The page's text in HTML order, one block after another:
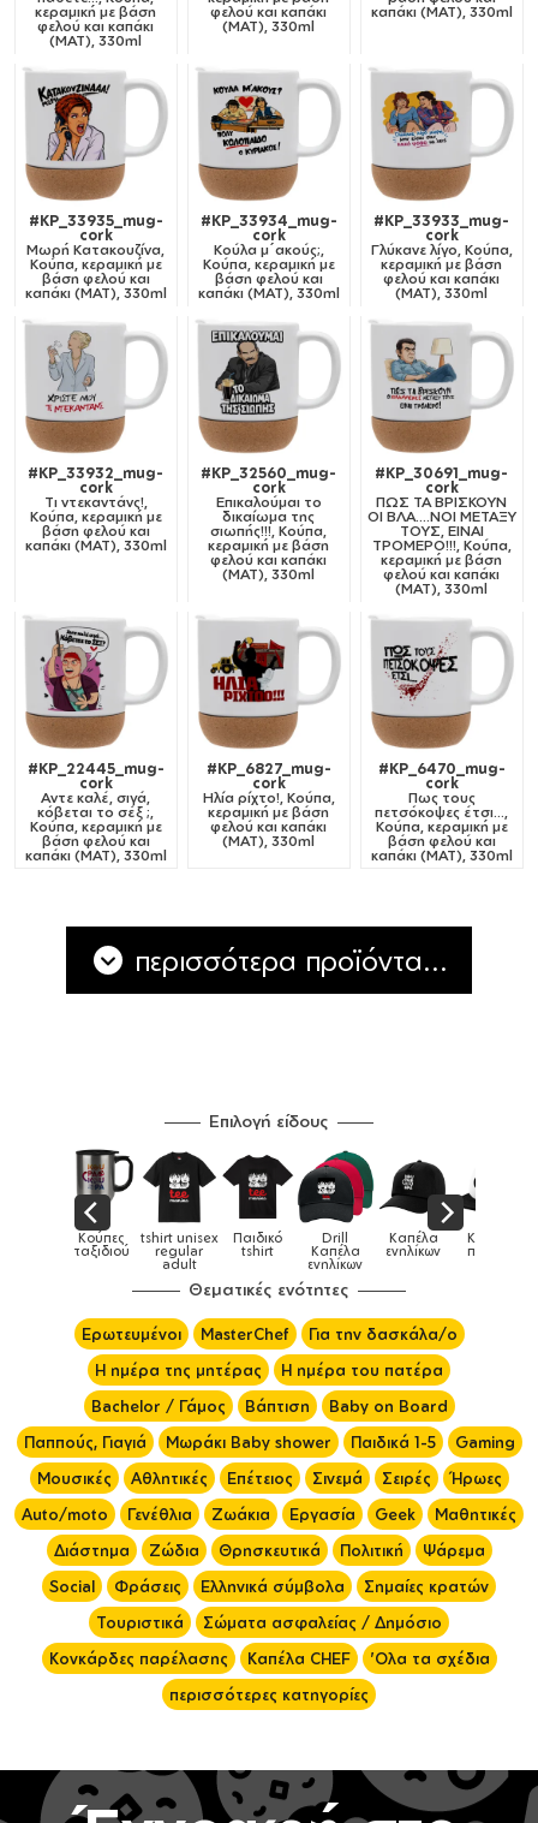
κεραμική με βάση
φελού και καπάκι
(ΜΑΤ), 330ml
φελού και καπάκι
(ΜΑΤ), 330ml
καπάκι (ΜΑΤ), 330ml
#KP_33935_mug-
cork
Μωρή Κατακουζίνα,
Κούπα, κεραμική με
βάση φελού και
καπάκι (ΜΑΤ), 330ml
#KP_33934_mug-
cork
Κούλα μ΄ακούς;,
Κούπα, κεραμική με
βάση φελού και
καπάκι (ΜΑΤ), 330ml
#KP_33933_mug-
cork
Γλύκανε λίγο, Κούπα,
κεραμική με βάση
φελού και καπάκι
(ΜΑΤ), 330ml
#KP_33932_mug-
cork
Tι ντεκαντάνς!,
Κούπα, κεραμική με
βάση φελού και
καπάκι (ΜΑΤ), 330ml
#KP_32560_mug-
cork
Επικαλούμαι το
δικαίωμα της
σιωπής!!!, Κούπα,
κεραμική με βάση
φελού και καπάκι
(ΜΑΤ), 330ml
#KP_30691_mug-
cork
ΠΩΣ ΤΑ ΒΡΙΣΚΟΥΝ
ΟΙ ΒΛΑ....ΝΟΙ ΜΕΤΑΞΥ
ΤΟΥΣ, ΕΙΝΑΙ
ΤΡΟΜΕΡΟ!!!, Κούπα,
κεραμική με βάση
φελού και καπάκι
(ΜΑΤ), 330ml
#KP_22445_mug-
cork
Αντε καλέ, σιγά,
κόβεται το σέξ ;,
Κούπα, κεραμική με
βάση φελού και
καπάκι (ΜΑΤ), 330ml
#KP_6827_mug-
cork
Ηλία ρίχτο!, Κούπα,
κεραμική με βάση
φελού και καπάκι
(ΜΑΤ), 330ml
#KP_6470_mug-
cork
Πως τους
πετσόκοψες έτσι...,
Κούπα, κεραμική με
βάση φελού και
καπάκι (ΜΑΤ), 330ml
περισσότερα προϊόντα...
Επιλογή είδους
tshirt unisex
regular
Παιδικό
tshirt
Drill
Καπέλα
ενηλίκων
Καπέλα
ενηλίκων
Καπέλα
παιδικά Κούπες
Θεματικές ενότητες
Ερωτευμένοι MasterChef
Για την δασκάλα/ο
Η ημέρα της μητέρας
Η ημέρα του πατέρα
Bachelor / Γάμος
Βάπτιση
Baby on Board
Παππούς, Γιαγιά
Μωράκι Baby shower Παιδικά 1-5
Gaming
Μουσικές
Αθλητικές Επέτειος Σινεμά Σειρές
Ήρωες
Auto/moto
Γενέθλια Ζωάκια Εργασία Geek
Μαθητικές
Διάστημα
Ζώδια Θρησκευτικά Πολιτική
Ψάρεμα
Social
Φράσεις Ελληνικά σύμβολα
Σημαίες κρατών
Τουριστικά
Σώματα ασφαλείας / Δημόσιο
Κονκάρδες παρέλασης
Καπέλα CHEF
'Ολα τα σχέδια
περισσότερες κατηγορίες